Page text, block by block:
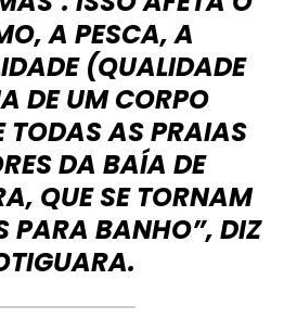
A PESCA, A
(QUALIDADE
DE UM CORPO
TODAS AS PRAIAS
DA BAÍA DE
QUE SE TORNAM
PARA BANHO”, DIZ